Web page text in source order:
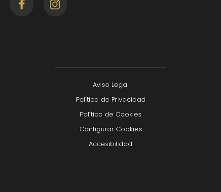
Aviso Legal
Política de Privacidad
Política de Cookies
Configurar Cookies
Accesibilidad